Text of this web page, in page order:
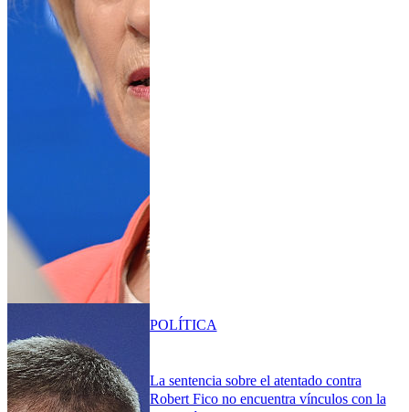
La sentencia sobre el atentado contra
Robert Fico no encuentra vínculos con la
POLÍTICA